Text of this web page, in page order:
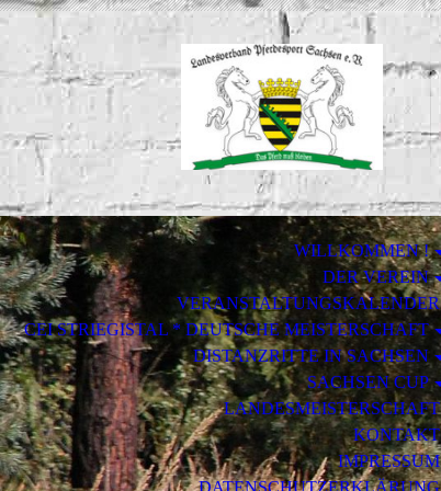
WILLKOMMEN !
DER VEREIN
VERANSTALTUNGSKALENDER
CEI STRIEGISTAL * DEUTSCHE MEISTERSCHAFT
DISTANZRITTE IN SACHSEN
SACHSEN CUP
LANDESMEISTERSCHAFT
KONTAKT
IMPRESSUM
DATENSCHUTZERKLÄRUNG